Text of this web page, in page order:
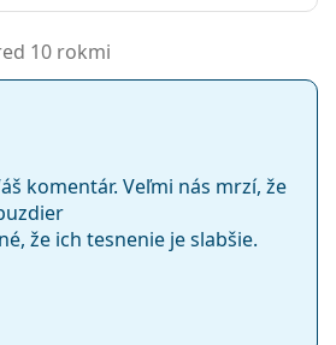
10 rokmi
komentár. Veľmi nás mrzí, že
že ich tesnenie je slabšie.